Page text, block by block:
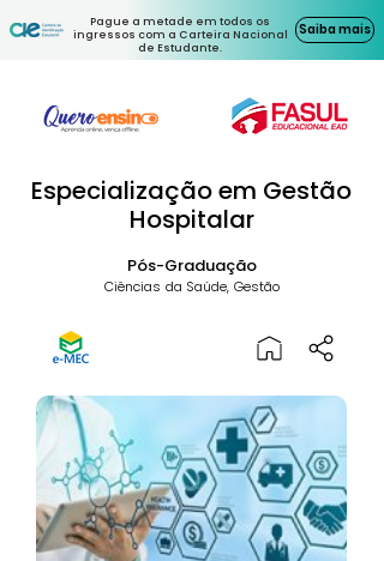
Pague a metade em todos os
ingressos com a Carteira Nacional
de Estudante.
Saiba mais
Especialização em Gestão
Hospitalar
Pós-Graduação
Ciências da Saúde, Gestão